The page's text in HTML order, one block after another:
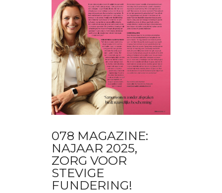
078 MAGAZINE:
NAJAAR 2025,
ZORG VOOR
STEVIGE
FUNDERING!